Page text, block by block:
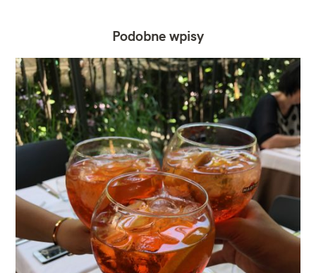
Podobne wpisy